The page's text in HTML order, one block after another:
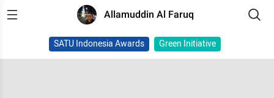
Allamuddin Al Faruq
SATU Indonesia Awards Green Initiative